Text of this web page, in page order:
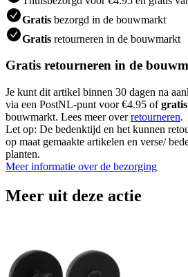
Gratis bezorgd in de bouwmarkt
Gratis retourneren in de bouwmarkt
Gratis retourneren in de
Je kunt dit artikel binnen 30 dagen na
via een PostNL-punt voor €4.95 ofgratis
bouwmarkt. Lees meer overretourneren.
Let op: De bedenktijd en het kunnen
op maat gemaakte artikelen en verse/
planten.
Meer informatie over de bezorging
Meer uit deze actie